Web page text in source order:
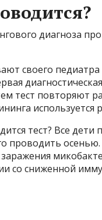
диагноза
своего
тест повторяют
используется
тест? Все
проводить
со сниженной